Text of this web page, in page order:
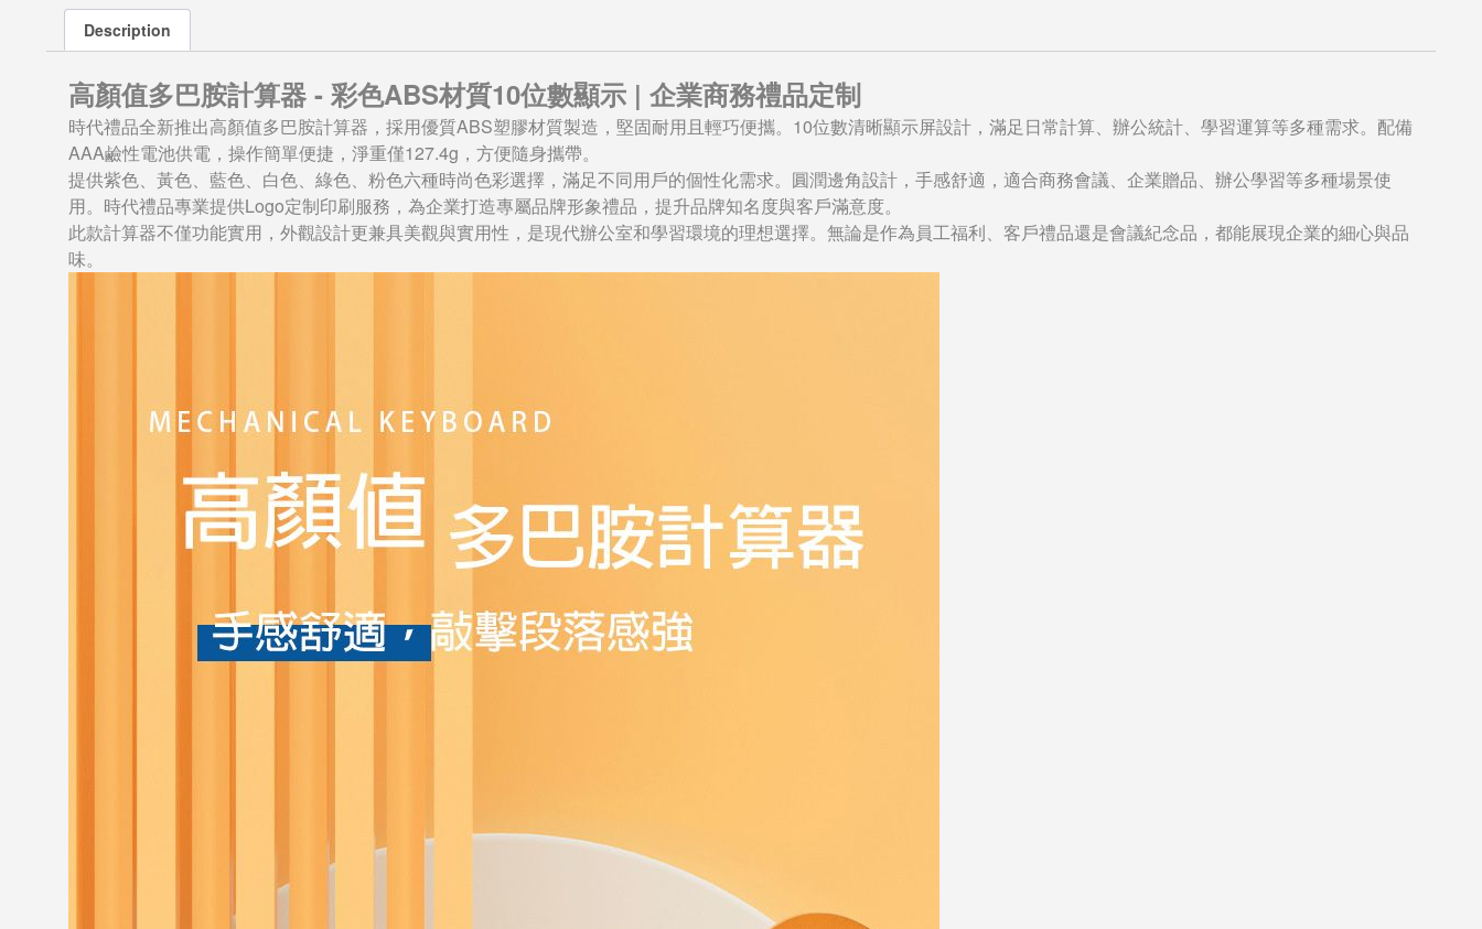
Description
高顏值多巴胺計算器 - 彩色ABS材質10位數顯示 | 企業商務禮品定制
時代禮品全新推出高顏值多巴胺計算器，採用優質ABS塑膠材質製造，堅固耐用且輕巧便攜。10位數清晰顯示屏設計，滿足日常計算、辦公統計、學習運算等多種需求。配備
AAA鹼性電池供電，操作簡單便捷，淨重僅127.4g，方便隨身攜帶。
提供紫色、黃色、藍色、白色、綠色、粉色六種時尚色彩選擇，滿足不同用戶的個性化需求。圓潤邊角設計，手感舒適，適合商務會議、企業贈品、辦公學習等多種場景使
用。時代禮品專業提供Logo定制印刷服務，為企業打造專屬品牌形象禮品，提升品牌知名度與客戶滿意度。
此款計算器不僅功能實用，外觀設計更兼具美觀與實用性，是現代辦公室和學習環境的理想選擇。無論是作為員工福利、客戶禮品還是會議紀念品，都能展現企業的細心與品
味。